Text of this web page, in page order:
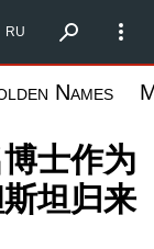
Запад
RU
Names
士作为
坦归来